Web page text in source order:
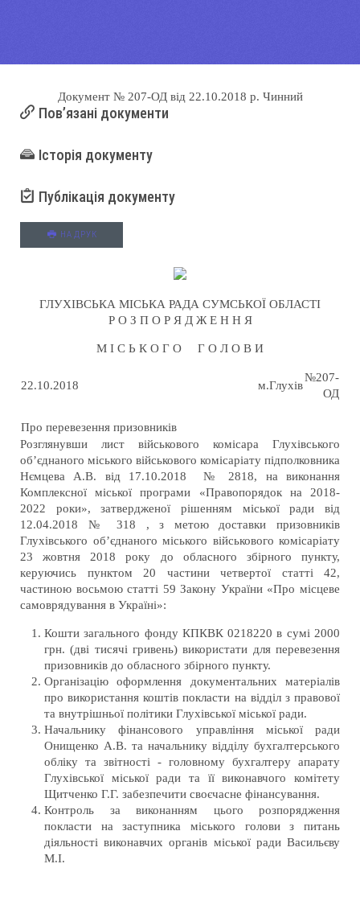
Документ № 207-ОДвід 22.10.2018 р. Чинний
Пов’язані документи
Історія документу
Публікація документу
НА ДРУК
ГЛУХІВСЬКА МІСЬКА РАДА СУМСЬКОЇ ОБЛАСТІ
Р О З П О Р Я Д Ж Е Н Н Я
М І С Ь К О Г О Г О Л О В И
22.10.2018 м.Глухів
№207-
ОД
Про перевезення призовників
Розглянувши лист військового комісара Глухівського
об’єднаного міського військового комісаріату підполковника
Нємцева А.В. від 17.10.2018 № 2818, на виконання
Комплексної міської програми «Правопорядок на 2018-
2022 роки», затвердженої рішенням міської ради від
12.04.2018 № 318 , з метою доставки призовників
Глухівського об’єднаного міського військового комісаріату
23 жовтня 2018 року до обласного збірного пункту,
керуючись пунктом 20 частини четвертої статті 42,
частиною восьмою статті 59 Закону України «Про місцеве
самоврядування в Україні»:
Кошти загального фонду КПКВК 0218220 в сумі 2000
грн. (дві тисячі гривень) використати для перевезення
призовників до обласного збірного пункту.
Організацію оформлення документальних матеріалів
про використання коштів покласти на відділ з правової
та внутрішньої політики Глухівської міської ради.
Начальнику фінансового управління міської ради
Онищенко А.В. та начальнику відділу бухгалтерського
обліку та звітності - головному бухгалтеру апарату
Глухівської міської ради та її виконавчого комітету
Щитченко Г.Г. забезпечити своєчасне фінансування.
Контроль за виконанням цього розпорядження
покласти на заступника міського голови з питань
діяльності виконавчих органів міської ради Васильєву
М.І.